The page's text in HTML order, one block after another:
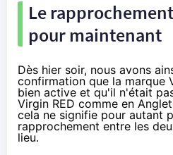
Le
pour maintenant
Dès hier soir, nous avons
confirmation que la marque
bien active et qu'il n'était
Virgin RED comme en
cela ne signifie pour autant
rapprochement entre les
lieu.